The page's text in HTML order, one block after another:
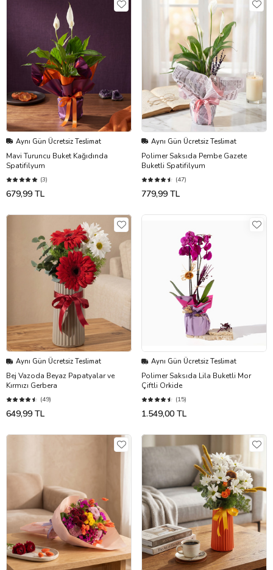
Aynı Gün Ücretsiz Teslimat
Mavi Turuncu Buket Kağıdında
Spatifilyum
(3)
679,99 TL
Aynı Gün Ücretsiz Teslimat
Polimer Saksıda Pembe Gazete
Buketli Spatifilyum
(47)
779,99 TL
Aynı Gün Ücretsiz Teslimat
Bej Vazoda Beyaz Papatyalar ve
Kırmızı Gerbera
(49)
649,99 TL
Aynı Gün Ücretsiz Teslimat
Polimer Saksıda Lila Buketli Mor
Çiftli Orkide
(15)
1.549,00 TL